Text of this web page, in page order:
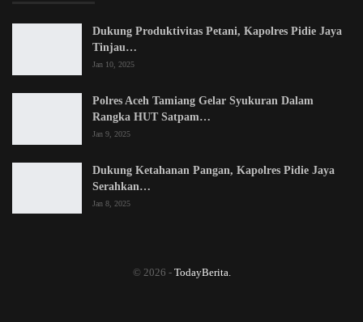
Dukung Produktivitas Petani, Kapolres Pidie Jaya
Tinjau…
Jan 10, 2025
Polres Aceh Tamiang Gelar Syukuran Dalam
Rangka HUT Satpam…
Jan 9, 2025
Dukung Ketahanan Pangan, Kapolres Pidie Jaya
Serahkan…
Jan 8, 2025
© 2026 - TodayBerita.